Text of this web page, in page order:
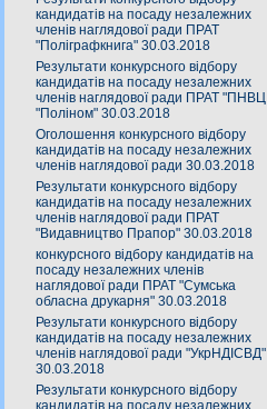
кандидатів на посаду незалежних
членів наглядової ради ПРАТ
"Поліграфкнига" 30.03.2018
Результати конкурсного відбору
кандидатів на посаду незалежних
членів наглядової ради ПРАТ "ПНВЦ
"Поліном" 30.03.2018
Оголошення конкурсного відбору
кандидатів на посаду незалежних
членів наглядової ради 30.03.2018
Результати конкурсного відбору
кандидатів на посаду незалежних
членів наглядової ради ПРАТ
"Видавництво Прапор" 30.03.2018
конкурсного відбору кандидатів на
посаду незалежних членів
наглядової ради ПРАТ "Сумська
обласна друкарня" 30.03.2018
Результати конкурсного відбору
кандидатів на посаду незалежних
членів наглядової ради "УкрНДІСВД"
30.03.2018
Результати конкурсного відбору
кандидатів на посаду незалежних